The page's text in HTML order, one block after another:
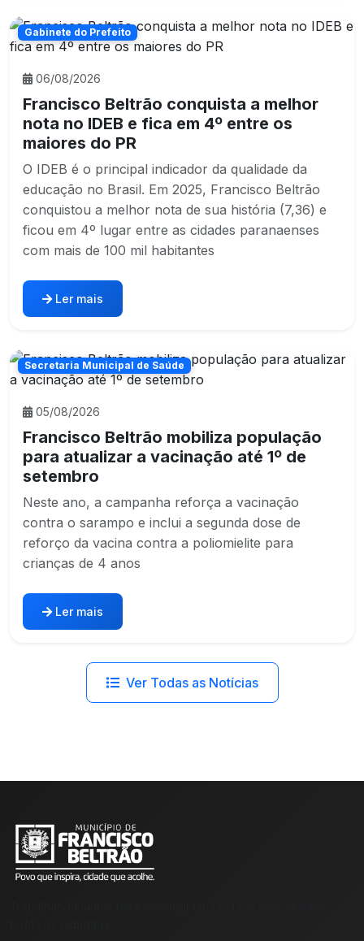
Gabinete do Prefeito
06/08/2026
Francisco Beltrão conquista a melhor
nota no IDEB e fica em 4º entre os
maiores do PR
O IDEB é o principal indicador da qualidade da
educação no Brasil. Em 2025, Francisco Beltrão
conquistou a melhor nota de sua história (7,36) e
ficou em 4º lugar entre as cidades paranaenses
com mais de 100 mil habitantes
Ler mais
Secretaria Municipal de Saúde
05/08/2026
Francisco Beltrão mobiliza população
para atualizar a vacinação até 1º de
setembro
Neste ano, a campanha reforça a vacinação
contra o sarampo e inclui a segunda dose de
reforço da vacina contra a poliomielite para
crianças de 4 anos
Ler mais
Ver Todas as Notícias